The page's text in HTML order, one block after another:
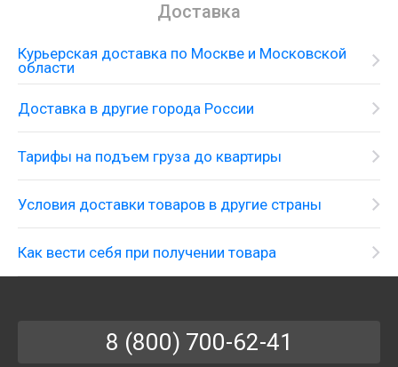
• картонные уплотнения;
Доставка
Курьерская доставка по Москве и Московской
области
Доставка в другие города России
Тарифы на подъем груза до квартиры
Условия доставки товаров в другие страны
Как вести себя при получении товара
8 (800) 700-62-41